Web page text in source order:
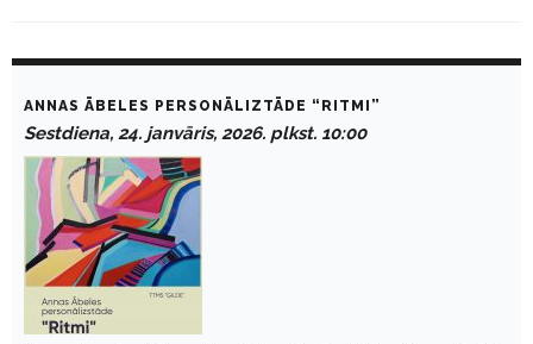
a
2
ANNAS ĀBELES PERSONĀLIZTĀDE “RITMI”
Sestdiena, 24. janvāris, 2026. plkst. 10:00